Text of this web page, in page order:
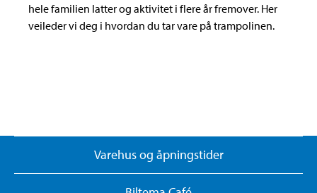
hele familien latter og aktivitet i flere år fremover. Her
veileder vi deg i hvordan du tar vare på trampolinen.
Varehus og åpningstider